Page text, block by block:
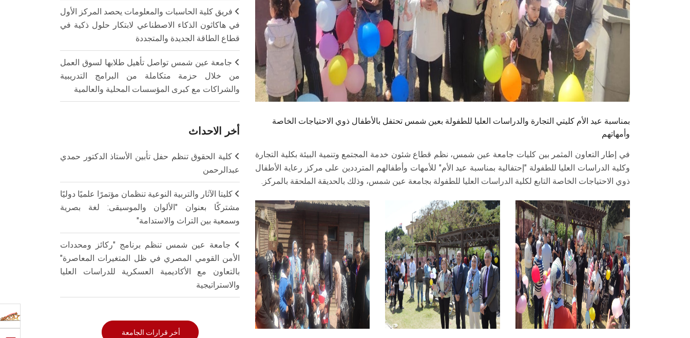
بمناسبة عيد الأم كليتي التجارة والدراسات العليا للطفولة بعين شمس تحتفل بالأطفال ذوي الاحتياجات الخاصة
وأمهاتهم
في إطار التعاون المثمر بين كليات جامعة عين شمس، نظم قطاع شئون خدمة المجتمع وتنمية البيئة بكلية التجارة
وكلية الدراسات العليا للطفولة "إحتفالية بمناسبة عيد الأم" للأمهات وأطفالهم المترددين على مركز رعاية الأطفال
ذوي الاحتياجات الخاصة التابع لكلية الدراسات العليا للطفولة بجامعة عين شمس، وذلك بالحديقة الملحقة بالمركز.
فريق كلية الحاسبات والمعلومات يحصد المركز الأول
في هاكاثون الذكاء الاصطناعي لابتكار حلول ذكية في
قطاع الطاقة الجديدة والمتجددة
جامعة عين شمس تواصل تأهيل طلابها لسوق العمل
من خلال حزمة متكاملة من البرامج التدريبية
والشراكات مع كبرى المؤسسات المحلية والعالمية
أخر الاحداث
كلية الحقوق تنظم حفل تأبين الأستاذ الدكتور حمدي
عبدالرحمن
كليتا الآثار والتربية النوعية تنظمان مؤتمرًا علميًا دوليًا
مشتركًا بعنوان "الألوان والموسيقى: لغة بصرية
وسمعية بين التراث والاستدامة"
جامعة عين شمس تنظم برنامج "ركائز ومحددات
الأمن القومي المصري في ظل المتغيرات المعاصرة"
بالتعاون مع الأكاديمية العسكرية للدراسات العليا
والاستراتيجية
أخر قرارات الجامعة